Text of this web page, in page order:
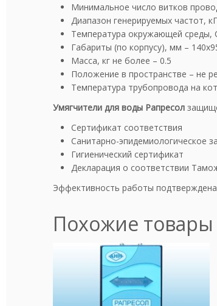
Минимальное число витков
Диапазон генерируемых частот,
Температура окружающей среды,
Габариты (по корпусу), мм –
Масса, кг не более – 0.5
Положение в пространстве – не
Температура трубопровода на
Умягчители для воды Рапресол
Сертификат соответствия
Санитарно-эпидемиологическое
Гигиенический сертификат
Декларация о соответствии
Эффективность работы
Похожие товары